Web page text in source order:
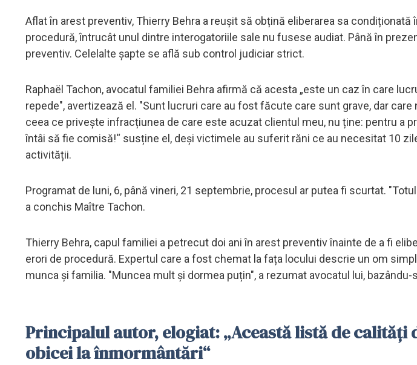
Aflat în arest preventiv, Thierry Behra a reușit să obțină eliberarea sa condiționată
procedură, întrucât unul dintre interogatoriile sale nu fusese audiat. Până în
preventiv. Celelalte șapte se află sub control judiciar strict.
Raphaël Tachon, avocatul familiei Behra afirmă că acesta „este un caz în care
repede", avertizează el. "Sunt lucruri care au fost făcute care sunt grave, dar
ceea ce privește infracțiunea de care este acuzat clientul meu, nu ține: pentru a
întâi să fie comisă!“ susține el, deși victimele au suferit răni ce au necesitat 10
activității.
Programat de luni, 6, până vineri, 21 septembrie, procesul ar putea fi scurtat.
a conchis Maître Tachon.
Thierry Behra, capul familiei a petrecut doi ani în arest preventiv înainte de a fi
erori de procedură. Expertul care a fost chemat la fața locului descrie un om
munca și familia. "Muncea mult și dormea puțin", a rezumat avocatul lui,
Principalul autor, elogiat: „Această listă de calități
obicei la înmormântări“